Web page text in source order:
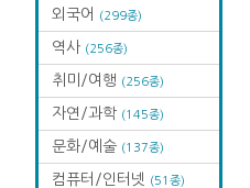
외국어 (299종)
역사 (256종)
취미/여행 (256종)
자연/과학 (145종)
문화/예술 (137종)
컴퓨터/인터넷 (51종)